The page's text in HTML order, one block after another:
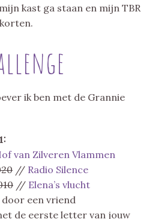
kast ga staan en mijn TBR
ik ben met de Grannie
van Zilveren Vlammen
// Radio Silence
// Elena’s vlucht
door een vriend
de eerste letter van jouw